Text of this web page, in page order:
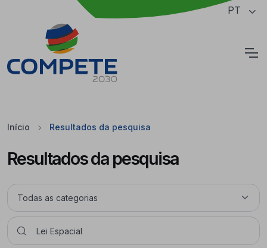
Saltar para o conteúdo principal da página PT
Início Resultados da pesquisa
Resultados da pesquisa